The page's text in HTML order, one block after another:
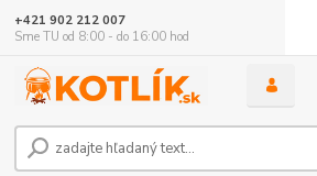
+421 902 212 007
Sme TU od 8:00 - do 16:00 hod